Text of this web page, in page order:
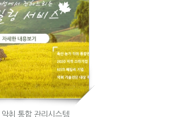
취 통합 관리시스템